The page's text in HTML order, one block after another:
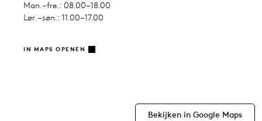
Man.–fre.: 08.00–18.00
Lør.–søn.: 11.00–17.00
IN MAPS OPENEN
Bekijken in Google Maps